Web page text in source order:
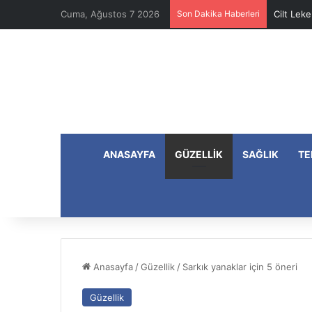
Cuma, Ağustos 7 2026 Son Dakika Haberleri Cilt
ANASAYFA GÜZELLIK SAĞLIK
Anasayfa /Güzellik / Sarkık yanaklar için 5 öneri
Güzellik